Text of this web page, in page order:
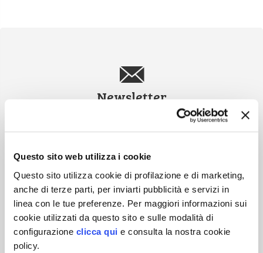
Questo sito web utilizza i cookie
Questo sito utilizza cookie di profilazione e di marketing,
anche di terze parti, per inviarti pubblicità e servizi in
linea con le tue preferenze. Per maggiori informazioni sui
cookie utilizzati da questo sito e sulle modalità di
configurazione clicca qui e consulta la nostra cookie
policy.
Newsletter
Scopri un servizio d'informazione di alta qualità. Tagliato sulle tue